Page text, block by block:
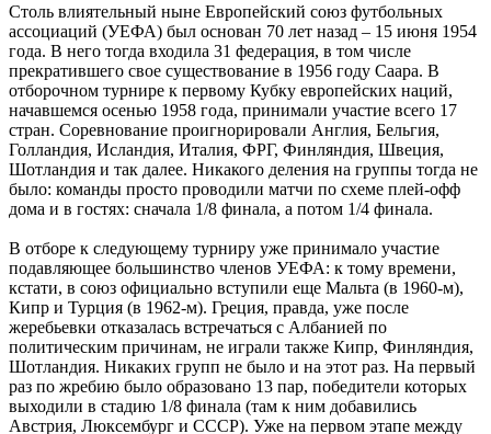
Столь влиятельный ныне Европейский союз футбольных
ассоциаций (УЕФА) был основан 70 лет назад – 15 июня 1954
года. В него тогда входила 31 федерация, в том числе
прекратившего свое существование в 1956 году Саара. В
отборочном турнире к первому Кубку европейских наций,
начавшемся осенью 1958 года, принимали участие всего 17
стран. Соревнование проигнорировали Англия, Бельгия,
Голландия, Исландия, Италия, ФРГ, Финляндия, Швеция,
Шотландия и так далее. Никакого деления на группы тогда не
было: команды просто проводили матчи по схеме плей-офф
дома и в гостях: сначала 1/8 финала, а потом 1/4 финала.
В отборе к следующему турниру уже принимало участие
подавляющее большинство членов УЕФА: к тому времени,
кстати, в союз официально вступили еще Мальта (в 1960-м),
Кипр и Турция (в 1962-м). Греция, правда, уже после
жеребьевки отказалась встречаться с Албанией по
политическим причинам, не играли также Кипр, Финляндия,
Шотландия. Никаких групп не было и на этот раз. На первый
раз по жребию было образовано 13 пар, победители которых
выходили в стадию 1/8 финала (там к ним добавились
Австрия, Люксембург и СССР). Уже на первом этапе между